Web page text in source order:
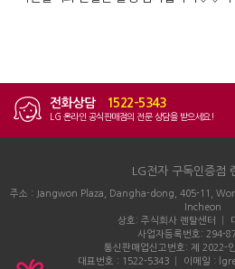
전화상담 1522-5343
LG 온라인 공식판매점의 전문 상담을 받으세요!
LG전자 구독인증점
주소 : Jangwon Plaza, Dangha-dong, 405-11,
Incheon
상호: 주식회사 렌탈센터 │
사업자등록번호: 294-
통신판매업신고번호: 제 2022-
대표번호 : 1522-5343 │ 이메일 :